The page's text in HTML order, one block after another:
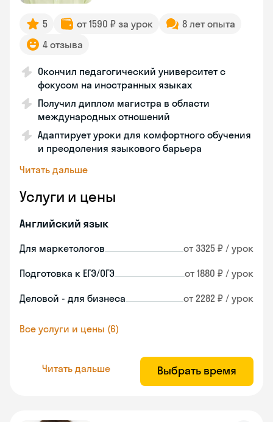
5 от 1590 ₽ за урок
8 лет опыта
4 отзыва
Окончил педагогический университет с
фокусом на иностранных языках
Получил диплом магистра в области
международных отношений
Адаптирует уроки для комфортного обучения
и преодоления языкового барьера
Читать дальше
Услуги и цены
Английский язык
Для маркетологов от 3325 ₽ / урок
Подготовка к ЕГЭ/ОГЭ от 1880 ₽ / урок
Деловой - для бизнеса от 2282 ₽ / урок
Все услуги и цены (6)
Читать дальше Выбрать время